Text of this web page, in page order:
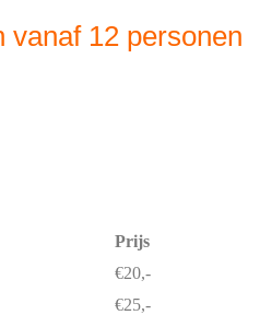
vanaf 12 personen
Prijs
€20,-
€25,-